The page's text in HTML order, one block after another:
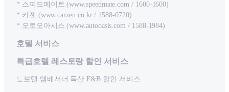
* 스피드메이트 (www.speedmate.com / 1600-1600)
* 카젠 (www.carzen.co.kr / 1588-0720)
* 오토오아시스 (www.autooasis.com / 1588-1984)
호텔 서비스
특급호텔 레스토랑 할인 서비스
노보텔 앰배서더 독산 F&B 할인 서비스